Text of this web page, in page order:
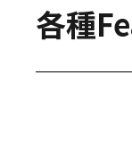
各種